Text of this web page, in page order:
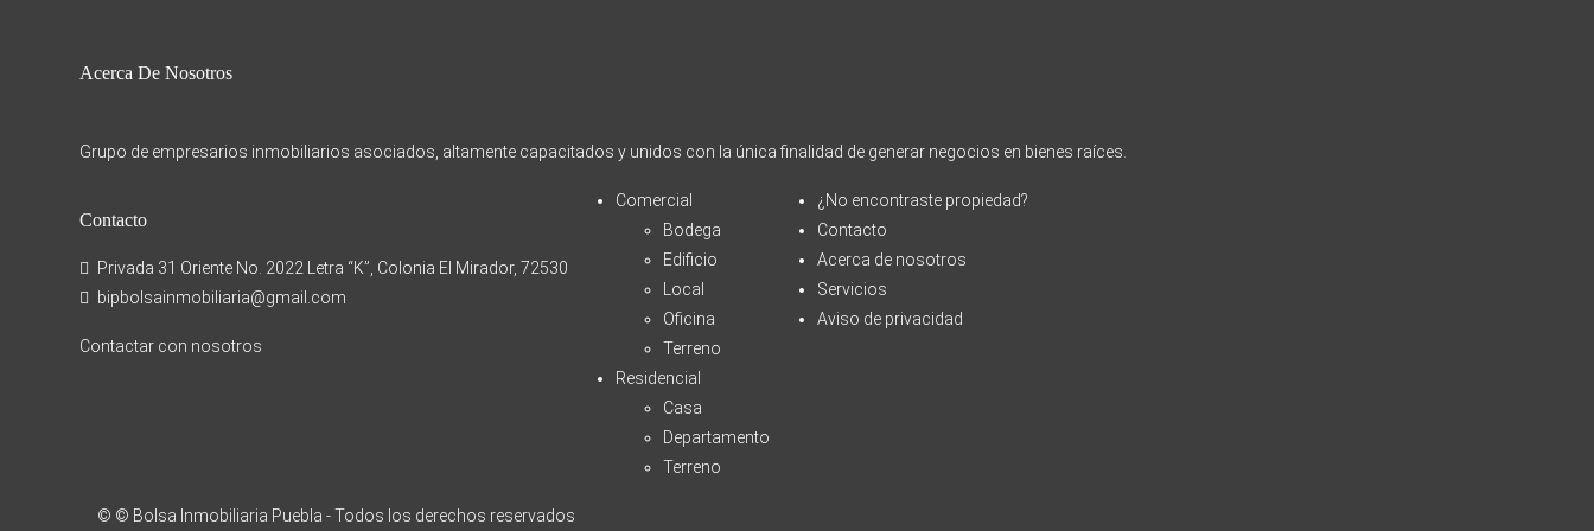
Acerca De Nosotros
Grupo de empresarios inmobiliarios asociados, altamente capacitados y unidos con la única finalidad de generar negocios en bienes raíces.
Contacto
Privada 31 Oriente No. 2022 Letra “K”, Colonia El Mirador, 72530
bipbolsainmobiliaria@gmail.com
Contactar con nosotros
Comercial
Bodega
Edificio
Local
Oficina
Terreno
Residencial
Casa
Departamento
Terreno
¿No encontraste propiedad?
Contacto
Acerca de nosotros
Servicios
Aviso de privacidad
© © Bolsa Inmobiliaria Puebla - Todos los derechos reservados